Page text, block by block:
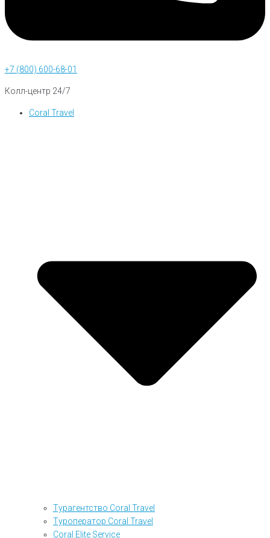
+7 (800) 600-68-01
Колл-центр 24/7
Coral Travel
Турагентство Coral Travel
Туроператор Coral Travel
Coral Elite Service